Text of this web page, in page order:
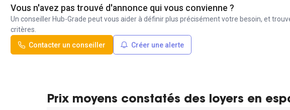
Vous n'avez pas trouvé d'annonce qui vous convienne ?
Un conseiller Hub-Grade peut vous aider à définir plus précisément votre besoin, et
critères.
Contacter un conseiller
Créer une alerte
Prix moyens constatés des loyers en